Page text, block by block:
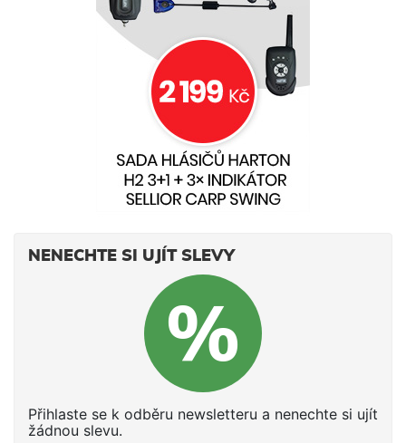
NENECHTE SI UJÍT SLEVY
Přihlaste se k odběru newsletteru a nenechte si ujít
žádnou slevu.